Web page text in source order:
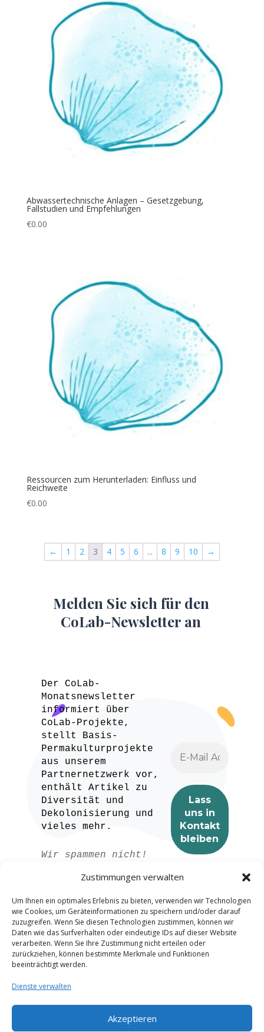
Zustimmungen verwalten
Um Ihnen ein optimales Erlebnis zu bieten, verwenden wir Technologien
wie Cookies, um Geräteinformationen zu speichern und/oder darauf
zuzugreifen. Wenn Sie diesen Technologien zustimmen, können wir
Daten wie das Surfverhalten oder eindeutige IDs auf dieser Website
verarbeiten. Wenn Sie Ihre Zustimmung nicht erteilen oder
zurückziehen, können bestimmte Merkmale und Funktionen
beeinträchtigt werden.
Dienste verwalten
Akzeptieren
Abwassertechnische Anlagen – Gesetzgebung,
Fallstudien und Empfehlungen
€0.00
Ressourcen zum Herunterladen: Einfluss und
Reichweite
€0.00
← 1 2 3 4 5 6 ... 8 9 10 →
Melden Sie sich für den
CoLab-Newsletter an
Der CoLab-
Monatsnewsletter
informiert über
CoLab-Projekte,
stellt Basis-
Permakulturprojekte
aus unserem
Partnernetzwerk vor,
enthält Artikel zu
Diversität und
Dekolonisierung und
vieles mehr.
Wir spammen nicht!
Datenschutzerklärung
Informationen.